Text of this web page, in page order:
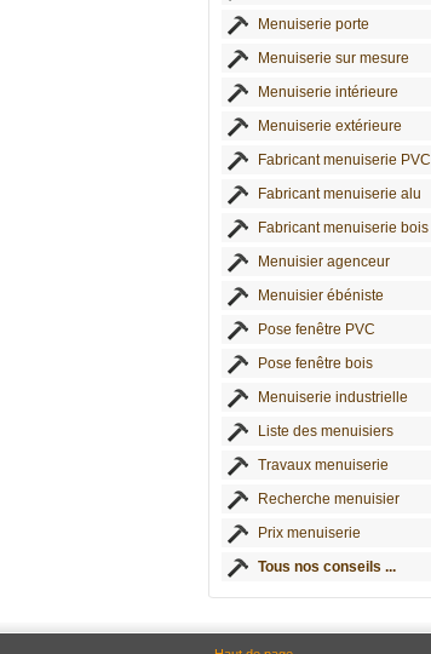
Menuiserie porte
Menuiserie sur mesure
Menuiserie intérieure
Menuiserie extérieure
Fabricant menuiserie PVC
Fabricant menuiserie alu
Fabricant menuiserie bois
Menuisier agenceur
Menuisier ébéniste
Pose fenêtre PVC
Pose fenêtre bois
Menuiserie industrielle
Liste des menuisiers
Travaux menuiserie
Recherche menuisier
Prix menuiserie
Tous nos conseils ...